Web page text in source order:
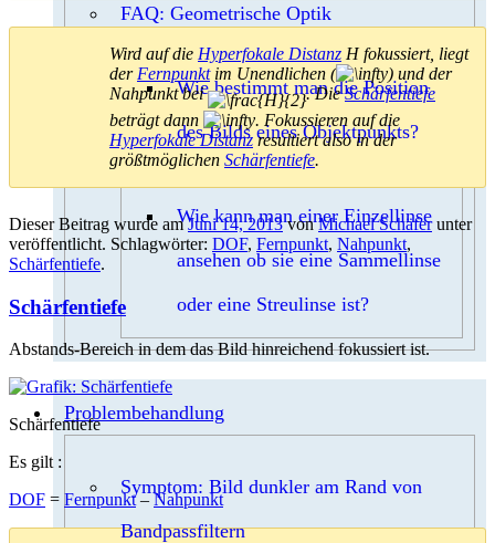
FAQ: Geometrische Optik
Wie bestimmt man die Position
des Bilds eines Objektpunkts?
Wie kann man einer Einzellinse
ansehen ob sie eine Sammellinse
oder eine Streulinse ist?
Problembehandlung
Symptom: Bild dunkler am Rand von
Bandpassfiltern
Wird auf die Hyperfokale Distanz H fokussiert, liegt
der Fernpunktim Unendlichen (
) und der
Nahpunkt bei
. DieSchärfentiefe
beträgt dann
. Fokussieren auf die
Hyperfokale Distanzresultiert also in der
größtmöglichen Schärfentiefe.
Dieser Beitrag wurde amJuni 14, 2013vonMichael Schäferunter
veröffentlicht. Schlagwörter: DOF, Fernpunkt, Nahpunkt,
Schärfentiefe.
Schärfentiefe
Abstands-Bereich in dem das Bild hinreichend fokussiert ist.
Schärfentiefe
Es gilt :
DOF = Fernpunkt–Nahpunkt